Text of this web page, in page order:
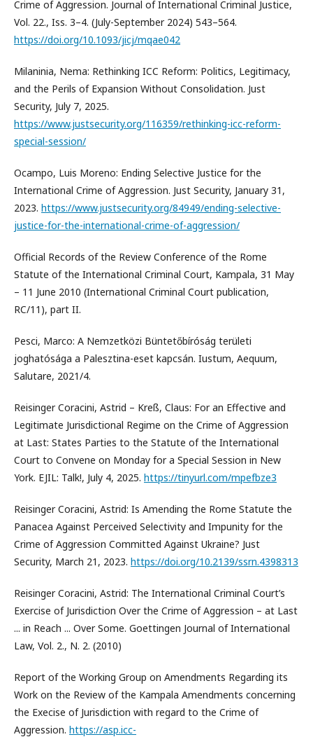
Crime of Aggression. Journal of International Criminal Justice,
Vol. 22., Iss. 3–4. (July-September 2024) 543–564.
https://doi.org/10.1093/jicj/mqae042
Milaninia, Nema: Rethinking ICC Reform: Politics, Legitimacy,
and the Perils of Expansion Without Consolidation. Just
Security, July 7, 2025.
https://www.justsecurity.org/116359/rethinking-icc-reform-
special-session/
Ocampo, Luis Moreno: Ending Selective Justice for the
International Crime of Aggression. Just Security, January 31,
2023. https://www.justsecurity.org/84949/ending-selective-
justice-for-the-international-crime-of-aggression/
Official Records of the Review Conference of the Rome
Statute of the International Criminal Court, Kampala, 31 May
– 11 June 2010 (International Criminal Court publication,
RC/11), part II.
Pesci, Marco: A Nemzetközi Büntetőbíróság területi
joghatósága a Palesztina-eset kapcsán. Iustum, Aequum,
Salutare, 2021/4.
Reisinger Coracini, Astrid – Kreß, Claus: For an Effective and
Legitimate Jurisdictional Regime on the Crime of Aggression
at Last: States Parties to the Statute of the International
Court to Convene on Monday for a Special Session in New
York. EJIL: Talk!, July 4, 2025. https://tinyurl.com/mpefbze3
Reisinger Coracini, Astrid: Is Amending the Rome Statute the
Panacea Against Perceived Selectivity and Impunity for the
Crime of Aggression Committed Against Ukraine? Just
Security, March 21, 2023. https://doi.org/10.2139/ssrn.4398313
Reisinger Coracini, Astrid: The International Criminal Court’s
Exercise of Jurisdiction Over the Crime of Aggression – at Last
... in Reach ... Over Some. Goettingen Journal of International
Law, Vol. 2., N. 2. (2010)
Report of the Working Group on Amendments Regarding its
Work on the Review of the Kampala Amendments concerning
the Execise of Jurisdiction with regard to the Crime of
Aggression. https://asp.icc-